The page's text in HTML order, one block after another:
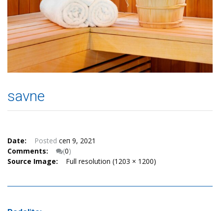
savne
Date: Posted сеп 9, 2021
Comments:
(0)
Source Image:
Full resolution (1203 × 1200)